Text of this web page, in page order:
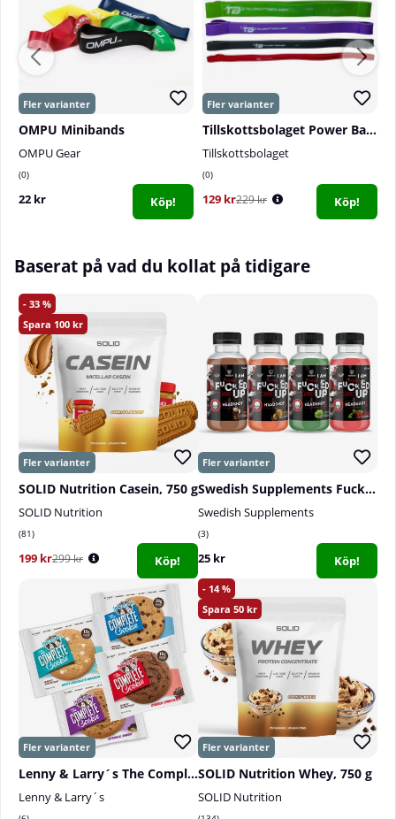
- Bra mix av kolhydrater
- Med vitamin B
- Utmärkt för vegan och vegetarianer
- Glutenfritt
OMPU Minibands
OMPU Gear
0
22 kr Köp!
Tillskottsbolaget Power Band
Tillskottsbolaget
0
129 kr229 kr Köp!
Baserat på vad du kollat på tidigare
33
100
SOLID Nutrition Casein, 750 g
SOLID Nutrition
81
199 kr299 kr Köp!
Swedish Supplements Fucked Up Shot, 100 ml
Swedish Supplements
3
25 kr Köp!
Lenny & Larry´s The Complete Cookie, 113 g
Lenny & Larry´s
14
50
SOLID Nutrition Whey, 750 g
SOLID Nutrition